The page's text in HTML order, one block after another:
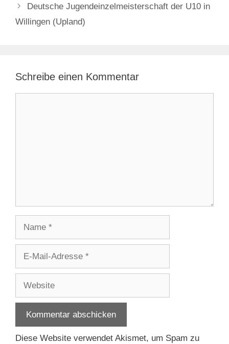
Deutsche Jugendeinzelmeisterschaft der U10 in
Willingen (Upland)
Schreibe einen Kommentar
Adresse
Diese Website verwendet Akismet, um Spam zu